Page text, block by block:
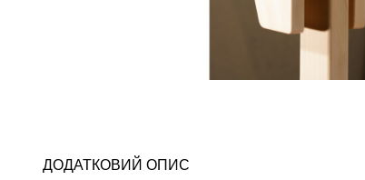
ДОДАТКОВИЙ ОПИС